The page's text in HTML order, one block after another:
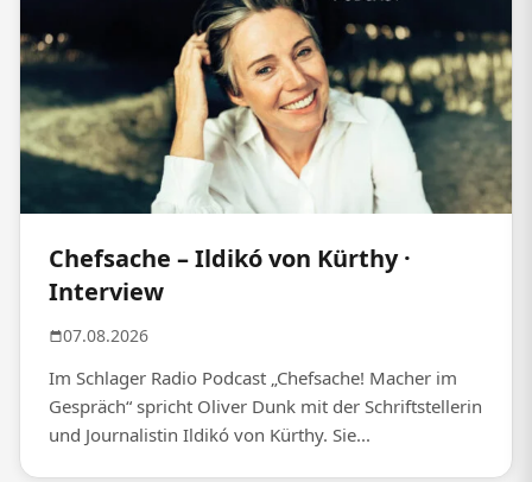
Chefsache – Ildikó von Kürthy ·
Interview
07.08.2026
Im Schlager Radio Podcast „Chefsache! Macher im
Gespräch“ spricht Oliver Dunk mit der Schriftstellerin
und Journalistin Ildikó von Kürthy. Sie...